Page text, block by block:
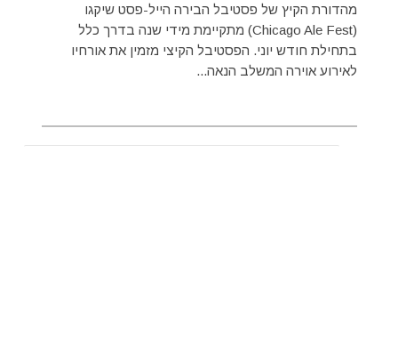
מהדורת הקיץ של פסטיבל הבירה הייל-פסט שיקגו
(Chicago Ale Fest) מתקיימת מידי שנה בדרך כלל
בתחילת חודש יוני. הפסטיבל הקיצי מזמין את אורחיו
לאירוע אוירה המשלב הנאה...